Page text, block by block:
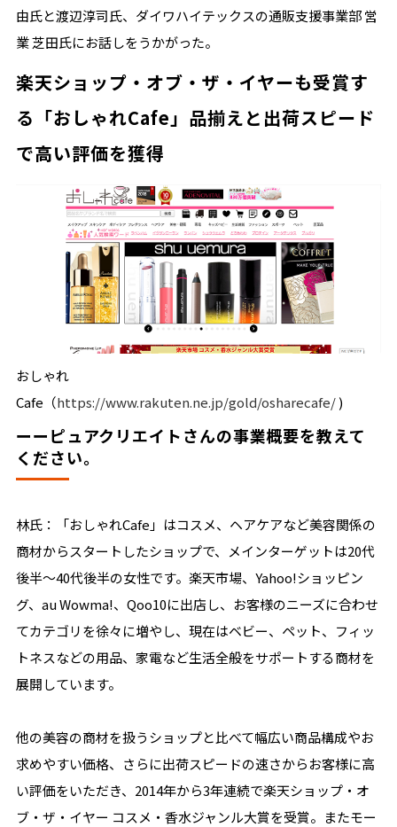
由氏と渡辺淳司氏、ダイワハイテックスの通販支援事業部 営
業 芝田氏にお話しをうかがった。
楽天ショップ・オブ・ザ・イヤーも受賞す
る「おしゃれCafe」品揃えと出荷スピード
で高い評価を獲得
おしゃれ
Cafe（https://www.rakuten.ne.jp/gold/osharecafe/)
ーーピュアクリエイトさんの事業概要を教えて
ください。
林氏：「おしゃれCafe」はコスメ、ヘアケアなど美容関係の
商材からスタートしたショップで、メインターゲットは20代
後半〜40代後半の女性です。楽天市場、Yahoo!ショッピン
グ、au Wowma!、Qoo10に出店し、お客様のニーズに合わせ
てカテゴリを徐々に増やし、現在はベビー、ペット、フィッ
トネスなどの用品、家電など生活全般をサポートする商材を
展開しています。
他の美容の商材を扱うショップと比べて幅広い商品構成やお
求めやすい価格、さらに出荷スピードの速さからお客様に高
い評価をいただき、2014年から3年連続で楽天ショップ・オ
ブ・ザ・イヤー コスメ・香水ジャンル大賞を受賞。またモー